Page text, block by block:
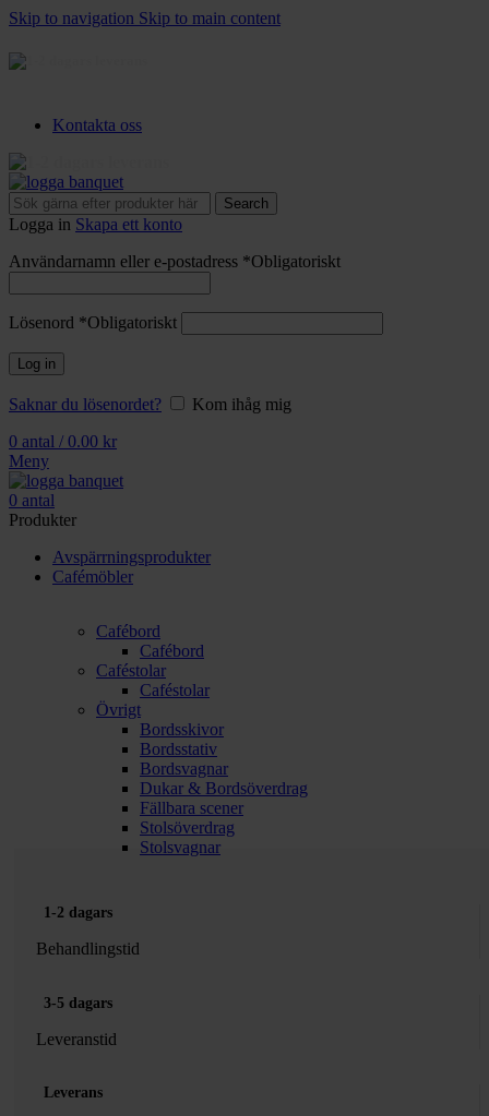
Skip to navigation Skip to main content
Kontakta oss
Search
Logga in Skapa ett konto
Användarnamn eller e-postadress *Obligatoriskt
Lösenord *Obligatoriskt
Log in
Saknar du lösenordet?
Kom ihåg mig
0 antal / 0.00 kr
Meny
0 antal
Produkter
Avspärrningsprodukter
Cafémöbler
Cafébord
Cafébord
Caféstolar
Caféstolar
Övrigt
Bordsskivor
Bordsstativ
Bordsvagnar
Dukar & Bordsöverdrag
Fällbara scener
Stolsöverdrag
Stolsvagnar
1-2 dagars
Behandlingstid
3-5 dagars
Leveranstid
Leverans